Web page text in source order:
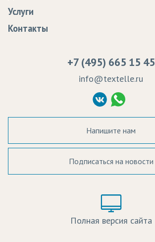
Программа лояльности
Сертификаты качества
Судебные решения
Политика Конфиденциальности
Согласие на обработку ПД
Доставка
Оплата
Услуги
Образцы
Контакты
+7 (495) 665 15 45
info@textelle.ru
Напишите нам
Подписаться на новости
Полная версия сайта